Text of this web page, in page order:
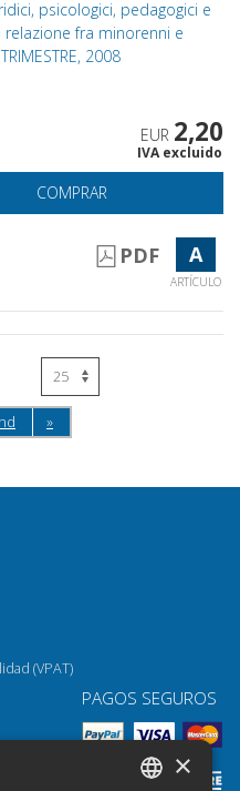
psicologici, pedagogici e
relazione fra minorenni e
2008
EUR 2,20
IVA excluido
COMPRAR
PDF A
ARTÍCULO
»
(VPAT)
PAGOS SEGUROS
×